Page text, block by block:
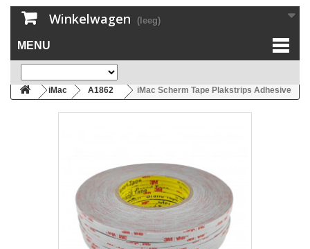
Winkelwagen (leeg)
MENU
iMac A1862 iMac Scherm Tape Plakstrips Adhesive